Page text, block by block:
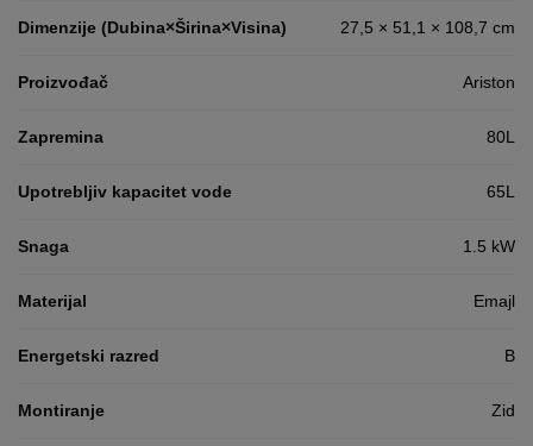
Dimenzije (Dubina×Širina×Visina) 27,5 × 51,1 × 108,7 cm
Proizvođač Ariston
Zapremina 80L
Upotrebljiv kapacitet vode 65L
Snaga 1.5 kW
Materijal Emajl
Energetski razred B
Montiranje Zid